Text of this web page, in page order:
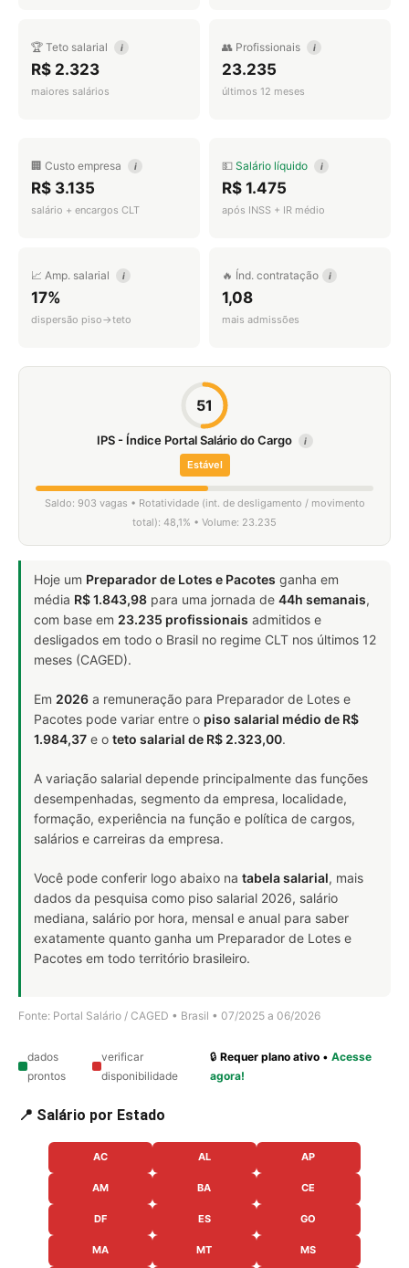
🏆 Teto salarial i
R$ 2.323
maiores salários
👥 Profissionais i
23.235
últimos 12 meses
🏢 Custo empresa i
R$ 3.135
salário + encargos CLT
💵 Salário líquido i
R$ 1.475
após INSS + IR médio
📈 Amp. salarial i
17%
dispersão piso→teto
🔥 Índ. contratação i
1,08
mais admissões
51
IPS - Índice Portal Salário do Cargo i
Estável
Saldo: 903 vagas • Rotatividade (int. de desligamento / movimento
total): 48,1% • Volume: 23.235
Hoje um Preparador de Lotes e Pacotes ganha em
média R$ 1.843,98 para uma jornada de 44h semanais,
com base em 23.235 profissionais admitidos e
desligados em todo o Brasil no regime CLT nos últimos 12
meses (CAGED).
Em 2026 a remuneração para Preparador de Lotes e
Pacotes pode variar entre o piso salarial médio de R$
1.984,37 e o teto salarial de R$ 2.323,00.
A variação salarial depende principalmente das funções
desempenhadas, segmento da empresa, localidade,
formação, experiência na função e política de cargos,
salários e carreiras da empresa.
Você pode conferir logo abaixo na tabela salarial, mais
dados da pesquisa como piso salarial 2026, salário
mediana, salário por hora, mensal e anual para saber
exatamente quanto ganha um Preparador de Lotes e
Pacotes em todo território brasileiro.
Fonte: Portal Salário / CAGED • Brasil • 07/2025 a 06/2026
dados
prontos
verificar
disponibilidade
🔒Requer plano ativo •Acesse
agora!
📍 Salário por Estado
AC AL AP
AM BA CE
DF ES GO
MA MT MS